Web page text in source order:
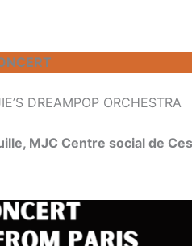
DREAMPOP ORCHESTRA
MJC Centre social de